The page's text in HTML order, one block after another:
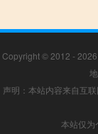
Copyright © 2012 - 2026
声明：本站内容来自互
本站仅为